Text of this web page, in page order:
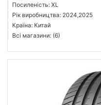
Посиленість: XL
Рік виробництва: 2024,2025
Країна: Китай
Всі магазини: (6)